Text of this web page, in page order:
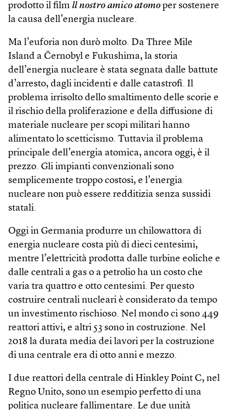
prodotto il film ll nostro amico atomo per sostenere
la causa dell’energia nucleare.
Ma l’euforia non durò molto. Da Three Mile
Island a Černobyl e Fukushima, la storia
dell’energia nucleare è stata segnata dalle battute
d’arresto, dagli incidenti e dalle catastrofi. Il
problema irrisolto dello smaltimento delle scorie e
il rischio della proliferazione e della diffusione di
materiale nucleare per scopi militari hanno
alimentato lo scetticismo. Tuttavia il problema
principale dell’energia atomica, ancora oggi, è il
prezzo. Gli impianti convenzionali sono
semplicemente troppo costosi, e l’energia
nucleare non può essere redditizia senza sussidi
statali.
Oggi in Germania produrre un chilowattora di
energia nucleare costa più di dieci centesimi,
mentre l’elettricità prodotta dalle turbine eoliche e
dalle centrali a gas o a petrolio ha un costo che
varia tra quattro e otto centesimi. Per questo
costruire centrali nucleari è considerato da tempo
un investimento rischioso. Nel mondo ci sono 449
reattori attivi, e altri 53 sono in costruzione. Nel
2018 la durata media dei lavori per la costruzione
di una centrale era di otto anni e mezzo.
I due reattori della centrale di Hinkley Point C, nel
Regno Unito, sono un esempio perfetto di una
politica nucleare fallimentare. Le due unità